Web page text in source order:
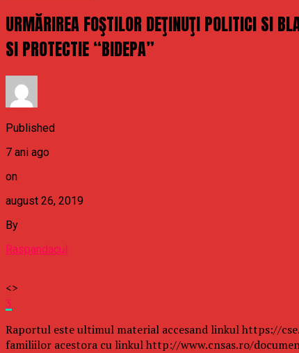
URMĂRIREA FOŞTILOR DEŢINUŢI POLITICI SI
SI PROTECTIE “BIDEPA”
Published
7 ani ago
on
august 26, 2019
By
Raspandacul
<>
3
Raportul este ultimul material accesand linkul https://
familiilor acestora cu linkul http://www.cnsas.ro/